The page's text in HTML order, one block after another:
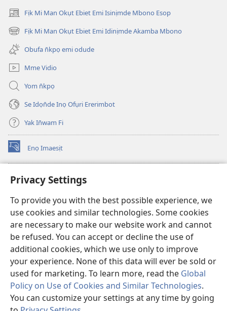
Privacy Settings
To provide you with the best possible experience, we
use cookies and similar technologies. Some cookies
are necessary to make our website work and cannot
be refused. You can accept or decline the use of
additional cookies, which we use only to improve
your experience. None of this data will ever be sold or
used for marketing. To learn more, read the Global
Policy on Use of Cookies and Similar Technologies.
You can customize your settings at any time by going
Fịk Mi Man Okụt Ebiet Emi Isinịmde Mbono Esop
(opens
new
window)
Fịk Mi Man Okụt Ebiet Emi Idinịmde Akamba Mbono
(opens
new
window)
Obufa n̄kpọ emi odude
Mme Vidio
Yom n̄kpọ
Se Idọn̄de Inọ Ofụri Ererimbot
Yak In̄wam Fi
Enọ Imaesịt
(opens
new
Watchtower LIBRARY EKE INTANET
(opens
window)JW Hub
(opens
new
window)JW Library
Watchtower Library
Copyright© 2026 Watch Tower Bible and Tract Society of Pennsylvania.
NTE ẸKPEDADE IKPEHE INTANET EMI ẸNAM N̄KPỌ